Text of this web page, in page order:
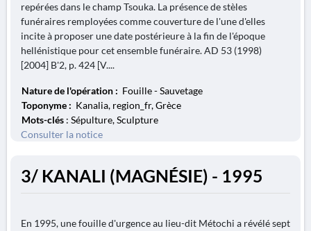
repérées dans le champ Tsouka. La présence de stèles
funéraires remployées comme couverture de l'une d'elles
incite à proposer une date postérieure à la fin de l'époque
hellénistique pour cet ensemble funéraire. AD 53 (1998)
[2004] B'2, p. 424 [V....
Nature de l'opération : Fouille - Sauvetage
Toponyme : Kanalia, region_fr, Grèce
Mots-clés : Sépulture, Sculpture
Consulter la notice
3/ KANALI (MAGNÉSIE) - 1995
En 1995, une fouille d'urgence au lieu-dit Métochi a révélé sept